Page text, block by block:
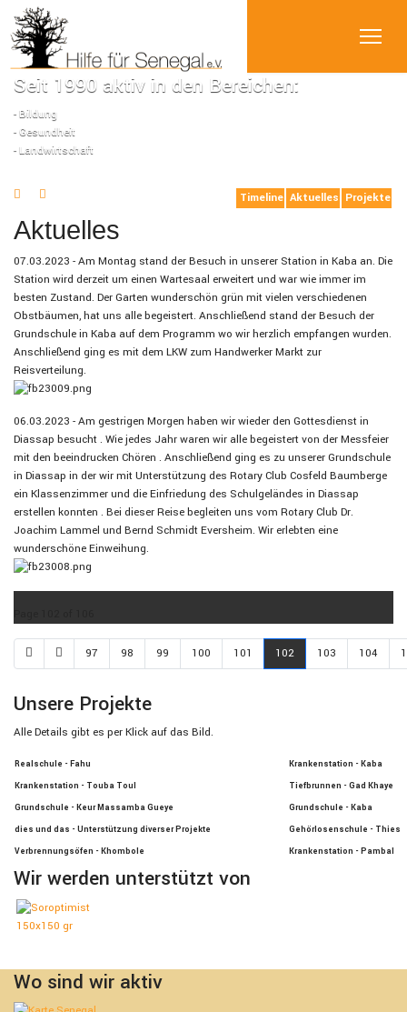
Seit 1990 aktiv in den Bereichen:
- Bildung
- Gesundheit
- Landwirtschaft
Timeline Aktuelles Projekte
Aktuelles
07.03.2023 - Am Montag stand der Besuch in unserer Station in Kaba an. Die
Station wird derzeit um einen Wartesaal erweitert und war wie immer im
besten Zustand. Der Garten wunderschön grün mit vielen verschiedenen
Obstbäumen, hat uns alle begeistert. Anschließend stand der Besuch der
Grundschule in Kaba auf dem Programm wo wir herzlich empfangen wurden.
Anschließend ging es mit dem LKW zum Handwerker Markt zur
Reisverteilung.
06.03.2023 - Am gestrigen Morgen haben wir wieder den Gottesdienst in
Diassap besucht . Wie jedes Jahr waren wir alle begeistert von der Messfeier
mit den beeindrucken Chören . Anschließend ging es zu unserer Grundschule
in Diassap in der wir mit Unterstützung des Rotary Club Cosfeld Baumberge
ein Klassenzimmer und die Einfriedung des Schulgeländes in Diassap
erstellen konnten . Bei dieser Reise begleiten uns vom Rotary Club Dr.
Joachim Lammel und Bernd Schmidt Eversheim. Wir erlebten eine
wunderschöne Einweihung.
97 98 99 100 101 102 103 104
Unsere Projekte
Alle Details gibt es per Klick auf das Bild.
Realschule - Fahu
Krankenstation - Kaba
Krankenstation - Touba Toul
Tiefbrunnen - Gad Khaye
Grundschule - Keur Massamba Gueye
Grundschule - Kaba
dies und das - Unterstützung diverser Projekte
Gehörlosenschule - Thies
Verbrennungsöfen - Khombole
Krankenstation - Pambal
Wir werden unterstützt von
Wo sind wir aktiv